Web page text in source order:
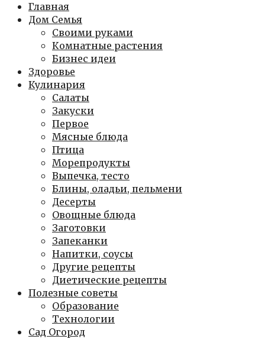
Главная
Дом Семья
Своими руками
Комнатные растения
Бизнес идеи
Здоровье
Кулинария
Салаты
Закуски
Первое
Мясные блюда
Птица
Морепродукты
Выпечка, тесто
Блины, оладьи, пельмени
Десерты
Овощные блюда
Заготовки
Запеканки
Напитки, соусы
Другие рецепты
Диетические рецепты
Полезные советы
Образование
Технологии
Сад Огород